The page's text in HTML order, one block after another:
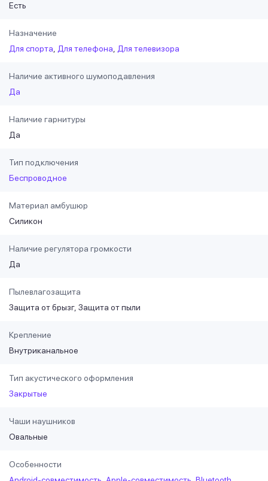
Есть
Назначение
Для спорта
Для телефона Для телевизора
Наличие активного шумоподавления
Да
Наличие гарнитуры
Да
Тип подключения
Беспроводное
Материал амбушюр
Силикон
Наличие регулятора громкости
Да
Пылевлагозащита
Защита от брызг Защита от пыли
Крепление
Внутриканальное
Тип акустического оформления
Закрытые
Чаши наушников
Овальные
Особенности